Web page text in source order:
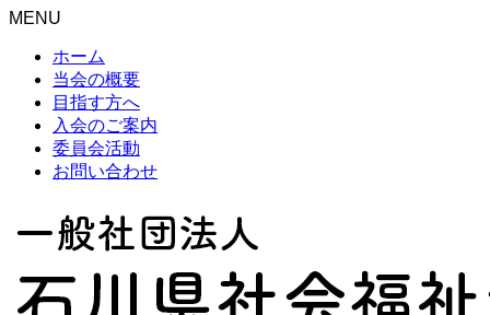
MENU
ホーム
当会の概要
目指す方へ
入会のご案内
委員会活動
お問い合わせ